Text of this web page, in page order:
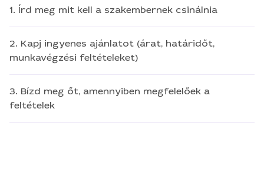
1. Írd meg mit kell a szakembernek csinálnia
2. Kapj ingyenes ajánlatot (árat, határidőt,
munkavégzési feltételeket)
3. Bízd meg őt, amennyiben megfelelőek a
feltételek